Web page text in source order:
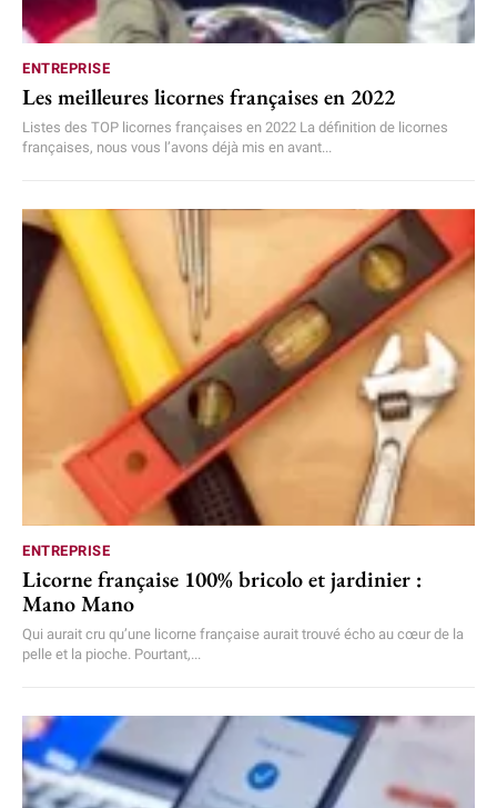
ENTREPRISE
Les meilleures licornes françaises en 2022
Listes des TOP licornes françaises en 2022 La définition de licornes
françaises, nous vous l’avons déjà mis en avant...
ENTREPRISE
Licorne française 100% bricolo et jardinier :
Mano Mano
Qui aurait cru qu’une licorne française aurait trouvé écho au cœur de la
pelle et la pioche. Pourtant,...